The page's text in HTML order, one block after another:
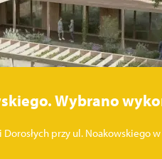
Wybrano
przy ul. Noakowskiego